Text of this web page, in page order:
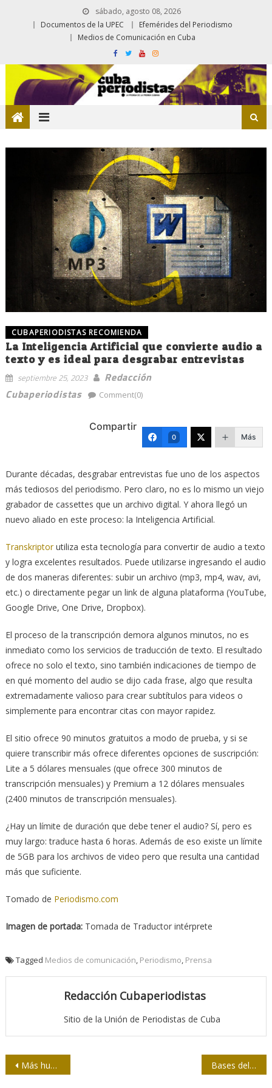
sábado, agosto 08, 2026
Documentos de la UPEC
Efemérides del Periodismo
Medios de Comunicación en Cuba
CUBAPERIODISTAS RECOMIENDA
La Inteligencia Artificial que convierte audio a
texto y es ideal para desgrabar entrevistas
septiembre 25, 2023
Redacción
Cubaperiodistas
Comment(0)
Compartir
0 Más
Durante décadas, desgrabar entrevistas fue uno de los aspectos
más tediosos del periodismo. Pero claro, no es lo mismo un viejo
grabador de cassettes que un archivo digital. Y ahora llegó un
nuevo aliado en este proceso: la Inteligencia Artificial.
Transkriptorutiliza esta tecnología para convertir de audio a texto
y logra excelentes resultados. Puede utilizarse ingresando el audio
de dos maneras diferentes: subir un archivo (mp3, mp4, wav, avi,
etc.) o directamente pegar un link de alguna plataforma (YouTube,
Google Drive, One Drive, Dropbox).
El proceso de la transcripción demora algunos minutos, no es
inmediato como los servicios de traducción de texto. El resultado
ofrece no solo el texto, sino también indicaciones de tiempo de
en qué momento del audio se dijo cada frase, algo que resulta
extremadamente valioso para crear subtítulos para videos o
simplemente para encontrar citas con mayor rapidez.
El sitio ofrece 90 minutos gratuitos a modo de prueba, y si se
quiere transcribir más ofrece diferentes opciones de suscripción:
Lite a 5 dólares mensuales (que ofrece 300 minutos de
transcripción mensuales) y Premium a 12 dólares mensuales
(2400 minutos de transcripción mensuales).
¿Hay un límite de duración que debe tener el audio? Sí, pero es
muy largo: traduce hasta 6 horas. Además de eso existe un límite
de 5GB para los archivos de video pero que resulta una cantidad
más que suficiente.
Tomado de Periodismo.com
Imagen de portada:Tomada de Traductor intérprete
Tagged Medios de comunicación Periodismo Prensa
Redacción Cubaperiodistas
Sitio de la Unión de Periodistas de Cuba
Navegación
Más humanos, menos humanos Bases del premio Orlando Castellanos 2023